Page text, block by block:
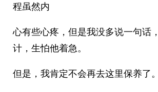
程虽然内
心有些心疼，但是我没多说一句话
计，生怕他着急。
但是，我肯定不会再去这里保养了。